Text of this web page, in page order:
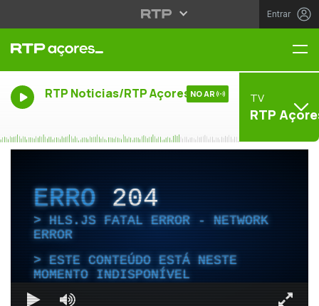
Entrar
RTP Noticias/RTP Açores NO AR TV
RTP
ERRO204
HLS.JS FATAL ERROR - NETWORK
ERROR
ESTE CONTEÚDO ESTÁ NESTE
MOMENTO INDISPONÍVEL